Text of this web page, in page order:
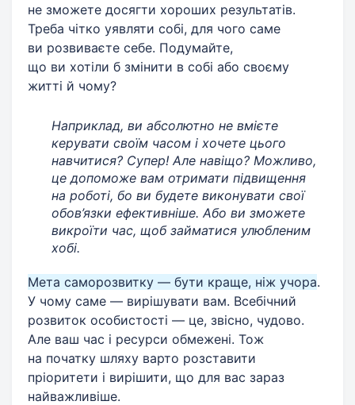
не зможете досягти хороших результатів.
Треба чітко уявляти собі, для чого саме
ви розвиваєте себе. Подумайте,
що ви хотіли б змінити в собі або своєму
житті й чому?
Наприклад, ви абсолютно не вмієте
керувати своїм часом і хочете цього
навчитися? Супер! Але навіщо? Можливо,
це допоможе вам отримати підвищення
на роботі, бо ви будете виконувати свої
обов’язки ефективніше. Або ви зможете
викроїти час, щоб займатися улюбленим
хобі.
Мета саморозвитку — бути краще, ніж учора.
У чому саме — вирішувати вам. Всебічний
розвиток особистості — це, звісно, чудово.
Але ваш час і ресурси обмежені. Тож
на початку шляху варто розставити
пріоритети і вирішити, що для вас зараз
найважливіше.